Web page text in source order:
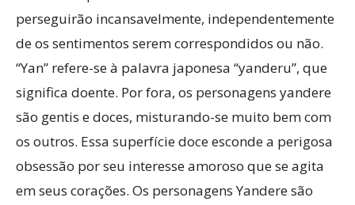
perseguirão incansavelmente, independentemente
de os sentimentos serem correspondidos ou não.
“Yan” refere-se à palavra japonesa “yanderu”, que
significa doente. Por fora, os personagens yandere
são gentis e doces, misturando-se muito bem com
os outros. Essa superfície doce esconde a perigosa
obsessão por seu interesse amoroso que se agita
em seus corações. Os personagens Yandere são